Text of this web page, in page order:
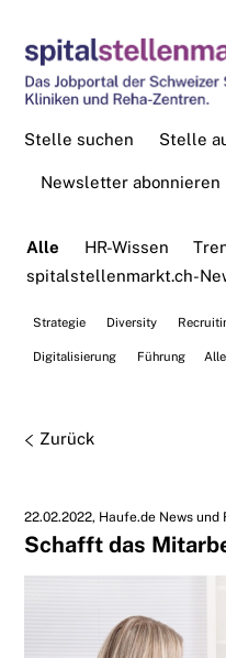
Stelle
Stelle suchen
Newsletter abonnieren
Alle HR-Wissen
spitalstellenmarkt.ch-
Strategie Diversity
Digitalisierung Führung
Zurück
22.02.2022 Haufe.de News und
Schafft das